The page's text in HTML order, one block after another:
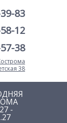
83
12
38
38
-